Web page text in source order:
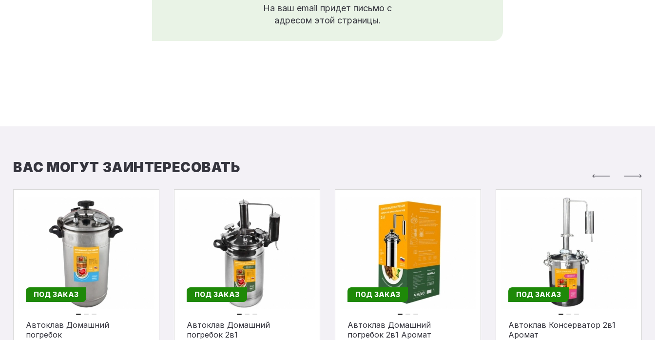
На ваш email придет письмо с
адресом этой страницы.
ВАС МОГУТ ЗАИНТЕРЕСОВАТЬ
ПОД ЗАКАЗ
Автоклав Домашний
погребок
ПОД ЗАКАЗ
Автоклав Домашний
погребок 2в1
ПОД ЗАКАЗ
Автоклав Домашний
погребок 2в1 Аромат
ПОД ЗАКАЗ
Автоклав Консерватор 2в1
Аромат